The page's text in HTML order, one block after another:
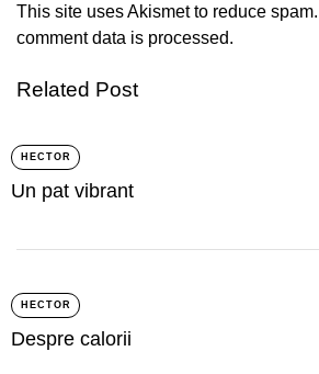
This site uses Akismet to reduce spam.
comment data is processed.
Related Post
HECTOR
Un pat vibrant
HECTOR
Despre calorii